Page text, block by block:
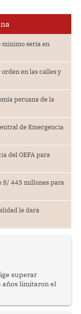
mínimo sería en
en las calles y
peruana de la
de Emergencia
del OEFA para
S/ 443 millones para
le dará
superar
limitaron el